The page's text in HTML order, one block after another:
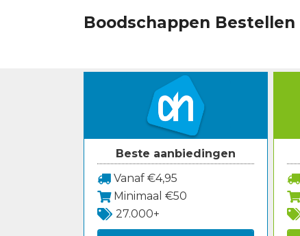
Boodschappen Bestellen
Beste aanbiedingen
Vanaf €4,95
Minimaal €50
27.000+